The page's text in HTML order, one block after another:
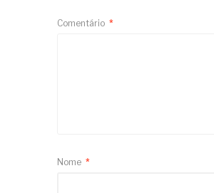
Comentário *
Nome *